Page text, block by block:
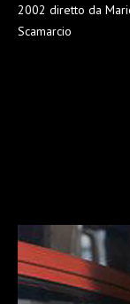
2002 diretto da
Scamarcio